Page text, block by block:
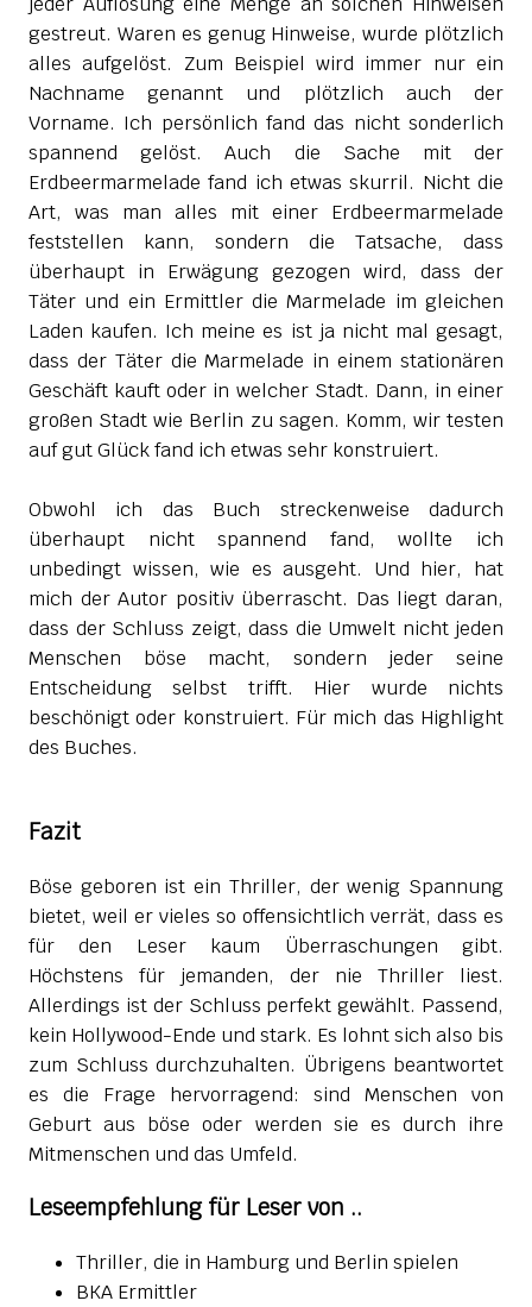
gestreut. Waren es genug Hinweise, wurde plötzlich
alles aufgelöst. Zum Beispiel wird immer nur ein
Nachname genannt und plötzlich auch der
Vorname. Ich persönlich fand das nicht sonderlich
spannend gelöst. Auch die Sache mit der
Erdbeermarmelade fand ich etwas skurril. Nicht die
Art, was man alles mit einer Erdbeermarmelade
feststellen kann, sondern die Tatsache, dass
überhaupt in Erwägung gezogen wird, dass der
Täter und ein Ermittler die Marmelade im gleichen
Laden kaufen. Ich meine es ist ja nicht mal gesagt,
dass der Täter die Marmelade in einem stationären
Geschäft kauft oder in welcher Stadt. Dann, in einer
großen Stadt wie Berlin zu sagen. Komm, wir testen
auf gut Glück fand ich etwas sehr konstruiert.
Obwohl ich das Buch streckenweise dadurch
überhaupt nicht spannend fand, wollte ich
unbedingt wissen, wie es ausgeht. Und hier, hat
mich der Autor positiv überrascht. Das liegt daran,
dass der Schluss zeigt, dass die Umwelt nicht jeden
Menschen böse macht, sondern jeder seine
Entscheidung selbst trifft. Hier wurde nichts
beschönigt oder konstruiert. Für mich das Highlight
des Buches.
Fazit
Böse geboren ist ein Thriller, der wenig Spannung
bietet, weil er vieles so offensichtlich verrät, dass es
für den Leser kaum Überraschungen gibt.
Höchstens für jemanden, der nie Thriller liest.
Allerdings ist der Schluss perfekt gewählt. Passend,
kein Hollywood-Ende und stark. Es lohnt sich also bis
zum Schluss durchzuhalten. Übrigens beantwortet
es die Frage hervorragend: sind Menschen von
Geburt aus böse oder werden sie es durch ihre
Mitmenschen und das Umfeld.
Leseempfehlung für Leser von ..
Thriller, die in Hamburg und Berlin spielen
BKA Ermittler